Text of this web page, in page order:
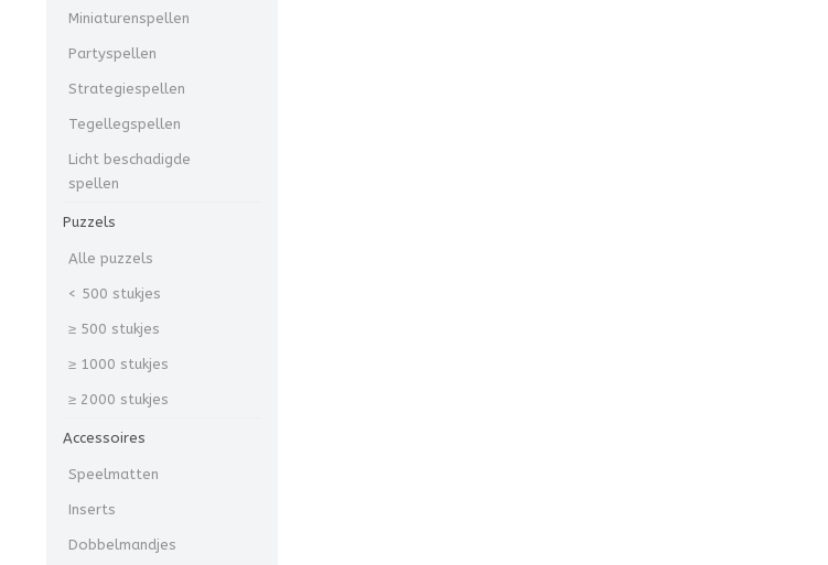
Miniaturenspellen
Partyspellen
Strategiespellen
Tegellegspellen
Licht beschadigde
spellen
Puzzels
Alle puzzels
< 500 stukjes
≥ 500 stukjes
≥ 1000 stukjes
≥ 2000 stukjes
Accessoires
Speelmatten
Inserts
Dobbelmandjes